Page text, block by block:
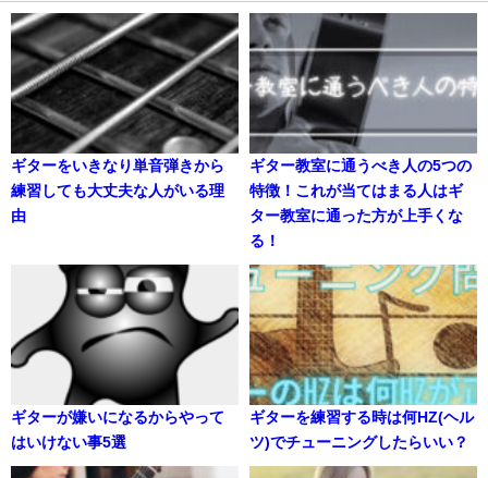
ギターをいきなり単音弾きから
練習しても大丈夫な人がいる理
由
ギター教室に通うべき人の5つの
特徴！これが当てはまる人はギ
ター教室に通った方が上手くな
る！
ギターが嫌いになるからやって
はいけない事5選
ギターを練習する時は何HZ(ヘル
ツ)でチューニングしたらいい？